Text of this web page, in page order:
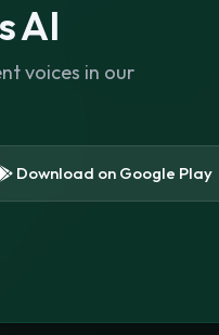
AI
voices in our
Download on Google Play